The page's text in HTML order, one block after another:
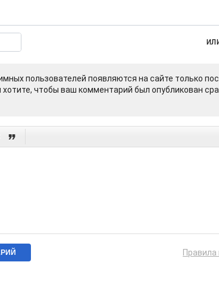
пользователей появляются на сайте только
чтобы ваш комментарий был опубликован
